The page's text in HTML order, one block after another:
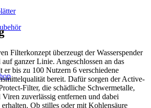
Filterkonzept überzeugt der Wasserspender
ganzer Linie. Angeschlossen an das
er bis zu 100 Nutzern 6 verschiedene
bereit. Dafür sorgen der Active-
Filter, die schädliche Schwermetalle,
zuverlässig entfernen und dabei
Ob stilles oder mit Kohlensäure